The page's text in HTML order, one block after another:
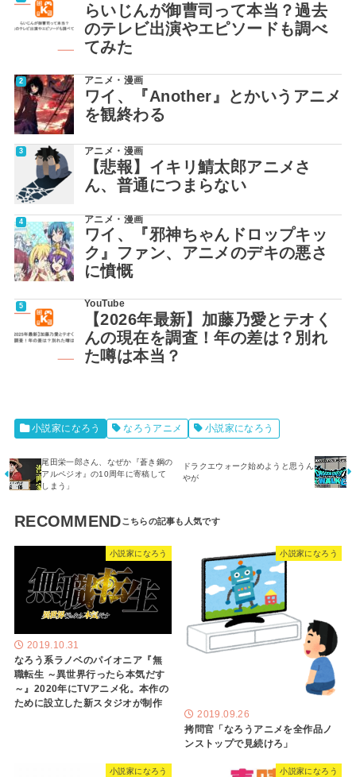
らいじんが御曹司って本当？過去
のテレビ出演やエピソードも調べ
てみた
アニメ・漫画
ワイ、『Another』とかいうアニメ
を観終わる
アニメ・漫画
【悲報】イキリ鯖太郎アニメさ
ん、普通につまらない
アニメ・漫画
ワイ、『邪神ちゃんドロップキッ
ク』ファン、アニメのデキの悪さ
に憤慨
YouTube
【2026年最新】加藤乃愛とテオく
んの現在を調査！年の差は？別れ
た噂は本当？
小説家になろう なろうアニメ 小説家になろう
尾田栄一郎さん、なぜか『蒼き鋼の
アルペジオ』の10周年に寄稿して
しまう」
ドラクエウォーク始めようと思うん
やが
RECOMMEND
小説家になろう
2019.10.31
なろう系ラノベのパイオニア『無
職転生 ～異世界行ったら本気だす
～』2020年にTVアニメ化。本作の
ために設立した新スタジオが制作
小説家になろう
2019.09.26
拷問官「なろうアニメを全作品ノ
ンストップで見続けろ」
小説家になろう 小説家になろう